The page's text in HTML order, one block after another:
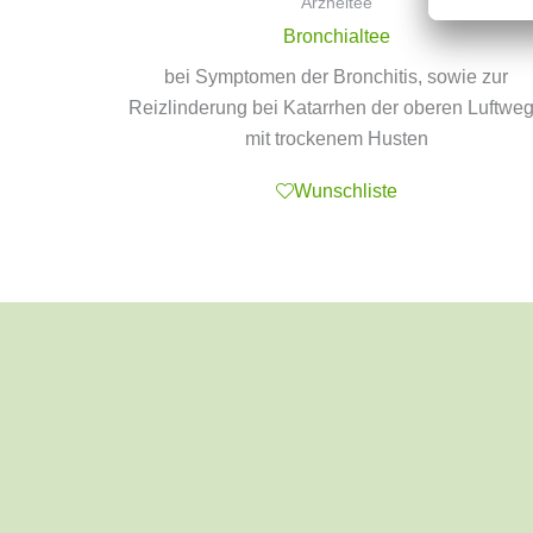
Bronchialtee
bei Symptomen der Bronchitis, sowie zur
Reizlinderung bei Katarrhen der oberen
mit trockenem Husten
Wunschliste